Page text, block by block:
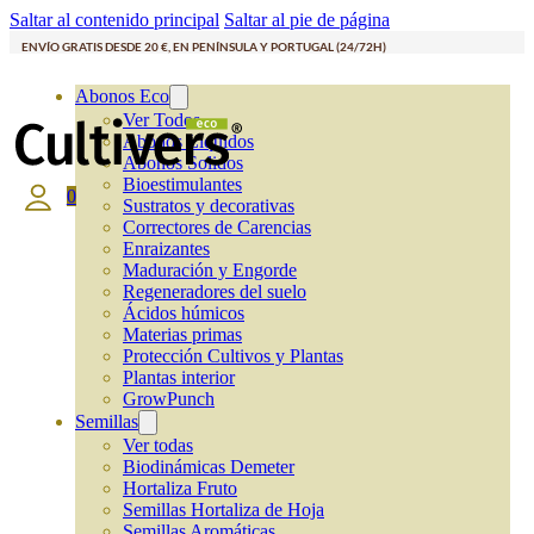
Saltar al contenido principal Saltar al pie de página
ENVÍO GRATIS DESDE 20 €, EN PENÍNSULA Y PORTUGAL (24/72H)
Abonos Eco
Ver Todos
Abonos Líquidos
Abonos Solidos
Bioestimulantes
Sustratos y decorativas
Correctores de Carencias
Enraizantes
Maduración y Engorde
Regeneradores del suelo
Ácidos húmicos
Materias primas
Protección Cultivos y Plantas
Plantas interior
GrowPunch
Semillas
Ver todas
Biodinámicas Demeter
Hortaliza Fruto
Semillas Hortaliza de Hoja
0